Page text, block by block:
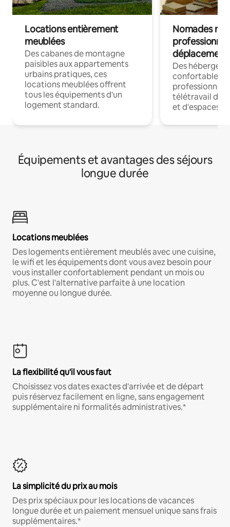
Locations entièrement
meublées
Des cabanes de montagne
paisibles aux appartements
urbains pratiques, ces
locations meublées offrent
tous les équipements d'un
logement standard.
Nomades
déplacement
Des
confortables
professionnels
télétravail
et d'espaces
Équipements et avantages des séjours
longue durée
Locations meublées
Des logements entièrement meublés avec une cuisine,
le wifi et les équipements dont vous avez besoin pour
vous installer confortablement pendant un mois ou
plus. C'est l'alternative parfaite à une location
moyenne ou longue durée.
La flexibilité qu'il vous faut
Choisissez vos dates exactes d'arrivée et de départ
puis réservez facilement en ligne, sans engagement
supplémentaire ni formalités administratives.*
La simplicité du prix au mois
Des prix spéciaux pour les locations de vacances
longue durée et un paiement mensuel unique sans frais
supplémentaires.*